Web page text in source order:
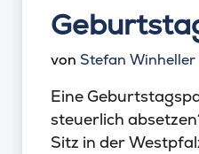
von Stefan Winheller
Eine
steuerlich
Sitz in der